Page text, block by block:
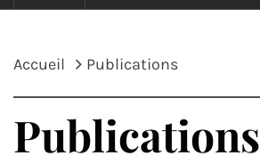
Accueil Publications
Publications